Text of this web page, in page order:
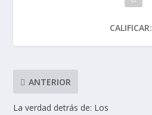
CALIFICAR:
ANTERIOR
La verdad detrás de: Los